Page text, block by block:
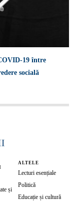
19 între
socială
și
ALTELE
Lecturi esențiale
Politică
Educație și cultură